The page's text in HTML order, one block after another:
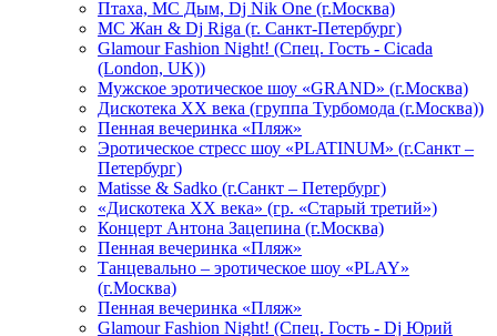
Птаха, МС Дым, Dj Nik One (г.Москва)
МС Жан & Dj Riga (г. Санкт-Петербург)
Glamour Fashion Night! (Спец. Гость - Cicada
(London, UK))
Мужское эротическое шоу «GRAND» (г.Москва)
Дискотека XX века (группа Турбомода (г.Москва))
Пенная вечеринка «Пляж»
Эротическое стресс шоу «PLATINUM» (г.Санкт –
Петербург)
Matisse & Sadko (г.Санкт – Петербург)
«Дискотека ХХ века» (гр. «Старый третий»)
Концерт Антона Зацепина (г.Москва)
Пенная вечеринка «Пляж»
Танцевально – эротическое шоу «PLAY»
(г.Москва)
Пенная вечеринка «Пляж»
Glamour Fashion Night! (Спец. Гость - Dj Юрий